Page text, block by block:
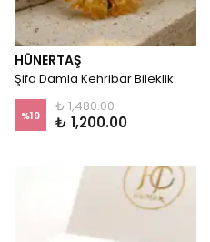
HÜNERTAŞ
Şifa Damla Kehribar Bileklik
%19
₺ 1,480.00
₺ 1,200.00